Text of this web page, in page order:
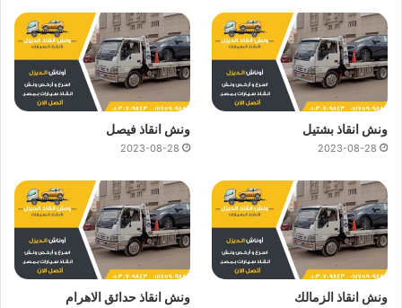
ونش انقاذ بشتيل
2023-08-28
ونش انقاذ فيصل
2023-08-28
ونش انقاذ الزمالك ونش انقاذ حدائق الاهرام